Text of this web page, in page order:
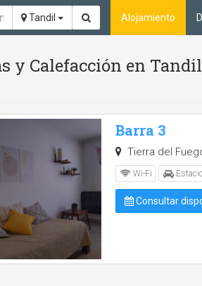
Tandil Alojamiento
y Calefacción en
Barra 3
Tierra del
Wi-Fi
Consultar